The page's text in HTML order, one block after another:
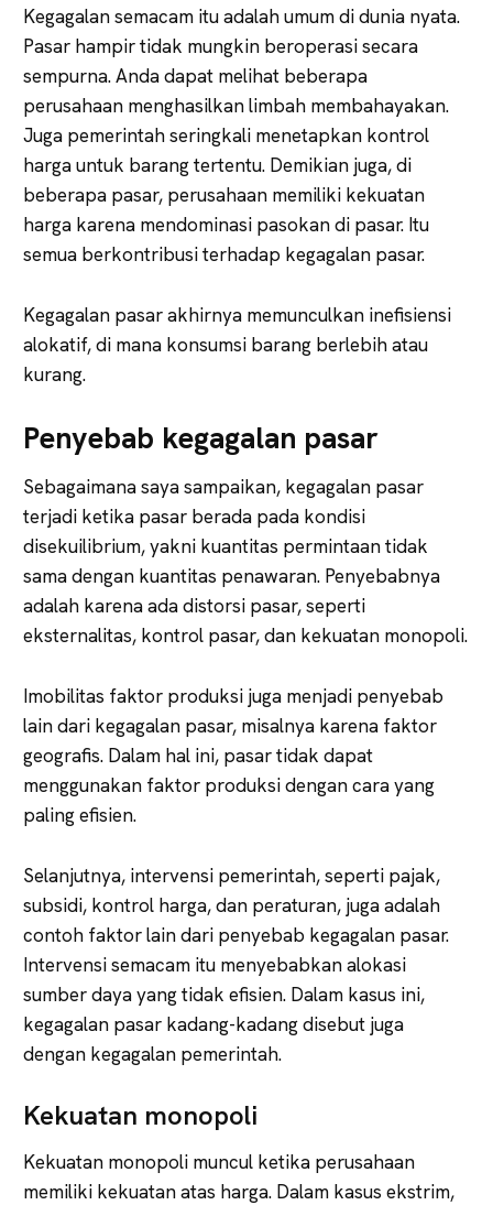
Kegagalan semacam itu adalah umum di dunia nyata.
Pasar hampir tidak mungkin beroperasi secara
sempurna. Anda dapat melihat beberapa
perusahaan menghasilkan limbah membahayakan.
Juga pemerintah seringkali menetapkan kontrol
harga untuk barang tertentu. Demikian juga, di
beberapa pasar, perusahaan memiliki kekuatan
harga karena mendominasi pasokan di pasar. Itu
semua berkontribusi terhadap kegagalan pasar.
Kegagalan pasar akhirnya memunculkan inefisiensi
alokatif, di mana konsumsi barang berlebih atau
kurang.
Penyebab kegagalan pasar
Sebagaimana saya sampaikan, kegagalan pasar
terjadi ketika pasar berada pada kondisi
disekuilibrium, yakni kuantitas permintaan tidak
sama dengan kuantitas penawaran. Penyebabnya
adalah karena ada distorsi pasar, seperti
eksternalitas, kontrol pasar, dan kekuatan monopoli.
Imobilitas faktor produksi juga menjadi penyebab
lain dari kegagalan pasar, misalnya karena faktor
geografis. Dalam hal ini, pasar tidak dapat
menggunakan faktor produksi dengan cara yang
paling efisien.
Selanjutnya, intervensi pemerintah, seperti pajak,
subsidi, kontrol harga, dan peraturan, juga adalah
contoh faktor lain dari penyebab kegagalan pasar.
Intervensi semacam itu menyebabkan alokasi
sumber daya yang tidak efisien. Dalam kasus ini,
kegagalan pasar kadang-kadang disebut juga
dengan kegagalan pemerintah.
Kekuatan monopoli
Kekuatan monopoli muncul ketika perusahaan
memiliki kekuatan atas harga. Dalam kasus ekstrim,